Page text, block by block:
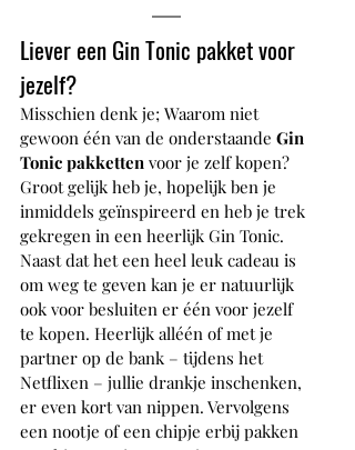
Liever een Gin Tonic pakket voor
jezelf?
Misschien denk je; Waarom niet
gewoon één van de onderstaande Gin
Tonic pakketten voor je zelf kopen?
Groot gelijk heb je, hopelijk ben je
inmiddels geïnspireerd en heb je trek
gekregen in een heerlijk Gin Tonic.
Naast dat het een heel leuk cadeau is
om weg te geven kan je er natuurlijk
ook voor besluiten er één voor jezelf
te kopen. Heerlijk alléén of met je
partner op de bank – tijdens het
Netflixen – jullie drankje inschenken,
er even kort van nippen. Vervolgens
een nootje of een chipje erbij pakken